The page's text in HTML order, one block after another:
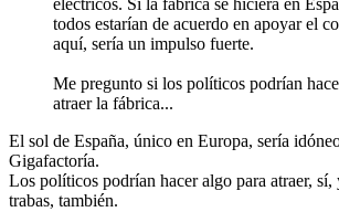
eléctricos. Si la fábrica se hiciera en
todos estarían de acuerdo en apoyar el
aquí, sería un impulso fuerte.
Me pregunto si los políticos podrían
atraer la fábrica...
El sol de España, único en Europa, sería
Gigafactoría.
Los políticos podrían hacer algo para atraer, sí,
trabas, también.